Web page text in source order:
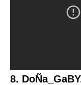
8.